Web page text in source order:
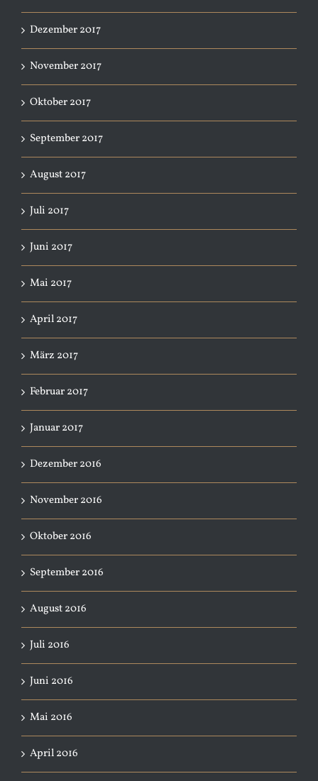
Dezember 2017
November 2017
Oktober 2017
September 2017
August 2017
Juli 2017
Juni 2017
Mai 2017
April 2017
März 2017
Februar 2017
Januar 2017
Dezember 2016
November 2016
Oktober 2016
September 2016
August 2016
Juli 2016
Juni 2016
Mai 2016
April 2016